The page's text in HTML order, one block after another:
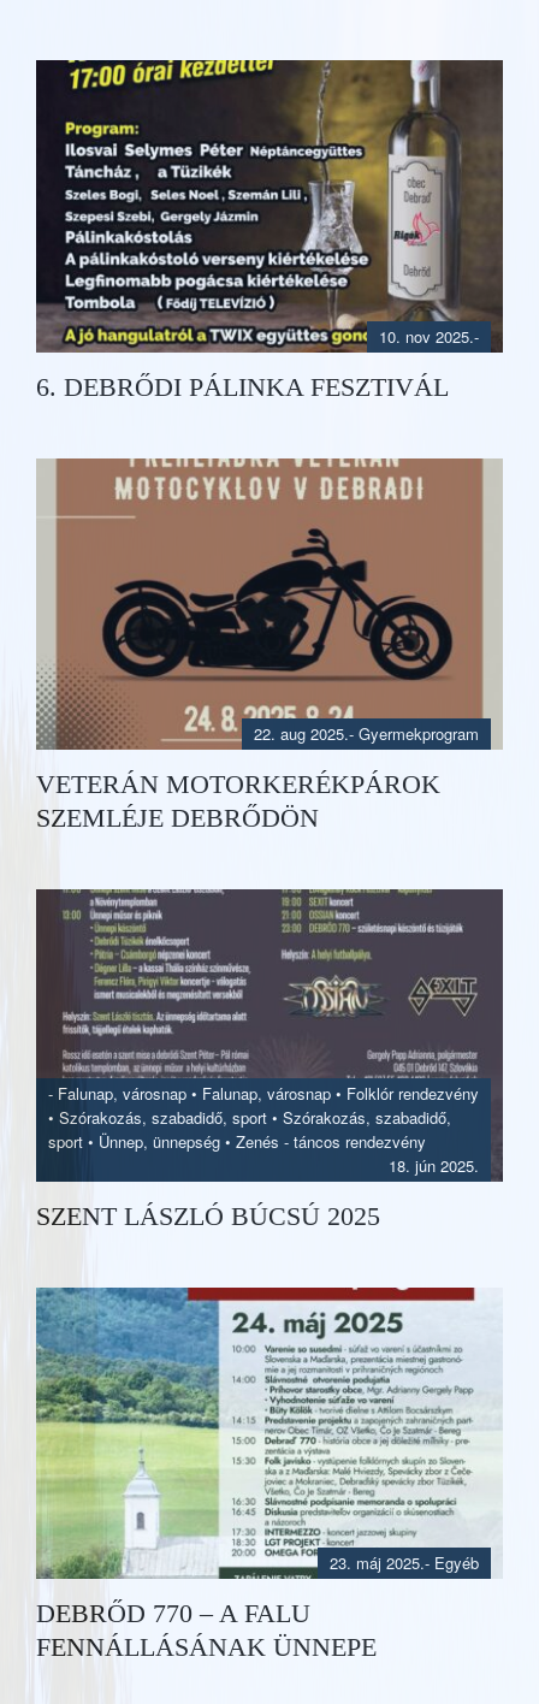
-
10. nov 2025.
6. DEBRŐDI PÁLINKA FESZTIVÁL
- Gyermekprogram
22. aug 2025.
VETERÁN MOTORKERÉKPÁROK
SZEMLÉJE DEBRŐDÖN
- Falunap, városnap • Falunap, városnap • Folklór rendezvény
• Szórakozás, szabadidő, sport • Szórakozás, szabadidő,
sport • Ünnep, ünnepség • Zenés - táncos rendezvény
18. jún 2025.
SZENT LÁSZLÓ BÚCSÚ 2025
- Egyéb
23. máj 2025.
DEBRŐD 770 – A FALU
FENNÁLLÁSÁNAK ÜNNEPE